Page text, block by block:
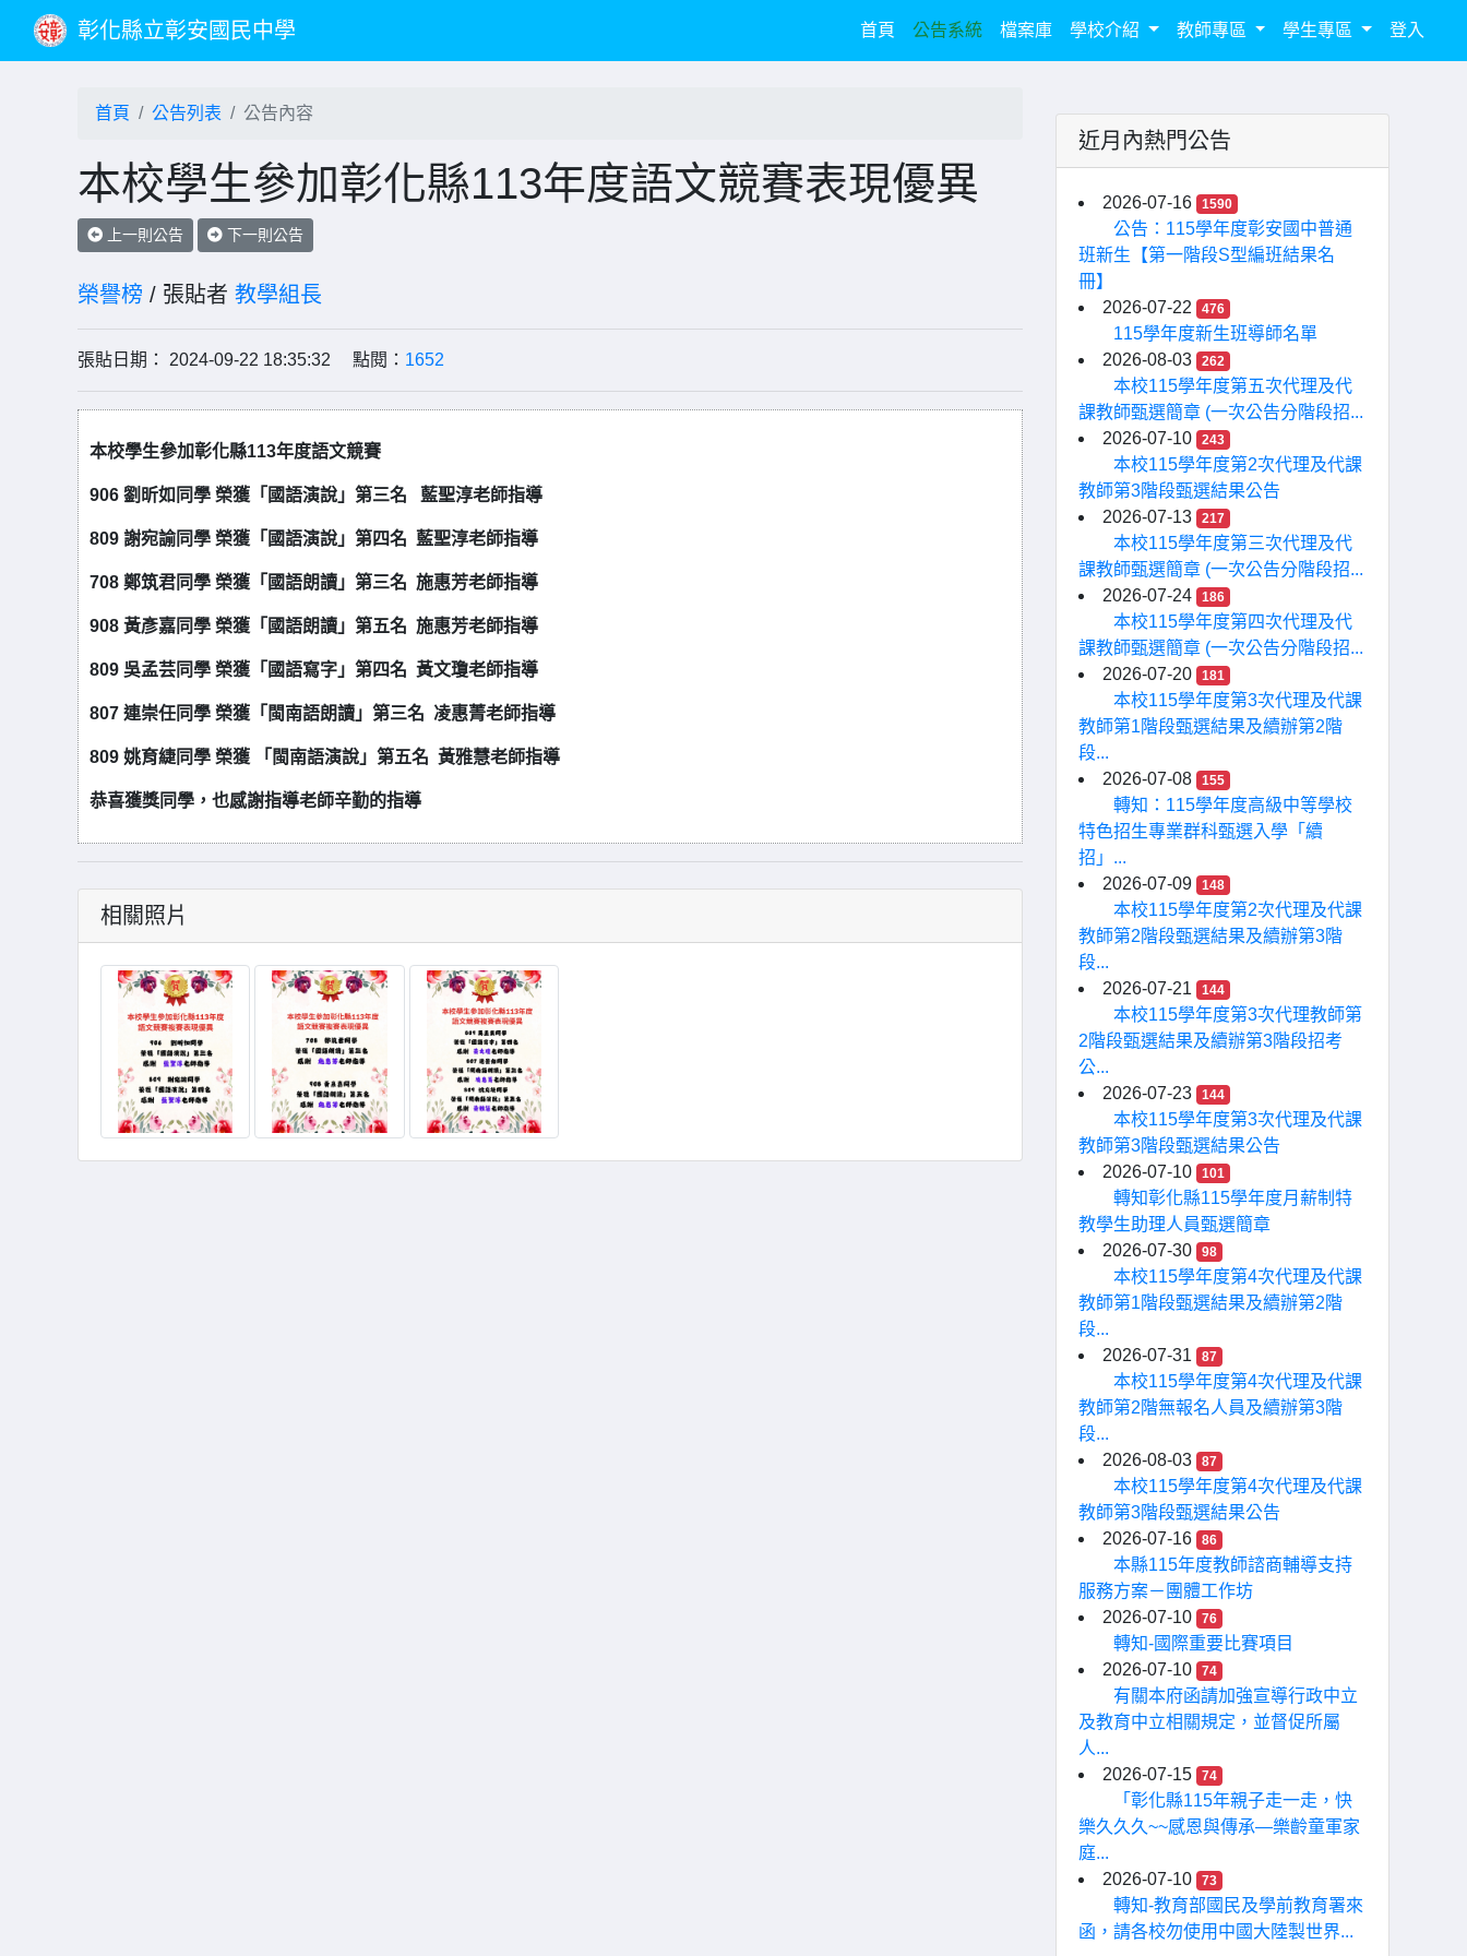
彰化縣立彰安國民中學 首頁(current)
公告系統 檔案庫 學校介紹 教師專區 學生專區 登入
首頁 公告列表 公告內容
本校學生參加彰化縣113年度語文競賽表現優異
上一則公告 下一則公告
榮譽榜 / 張貼者 教學組長
張貼日期： 2024-09-22 18:35:32 點閱： 1652
本校學生參加彰化縣113年度語文競賽
906 劉昕如同學 榮獲「國語演說」第三名 藍聖淳老師指導
809 謝宛諭同學 榮獲「國語演說」第四名 藍聖淳老師指導
708 鄭筑君同學 榮獲「國語朗讀」第三名 施惠芳老師指導
908 黃彥嘉同學 榮獲「國語朗讀」第五名 施惠芳老師指導
809 吳孟芸同學 榮獲「國語寫字」第四名 黃文瓊老師指導
807 連崇任同學 榮獲「閩南語朗讀」第三名 凌惠菁老師指導
809 姚育緁同學 榮獲 「閩南語演說」第五名 黃雅慧老師指導
恭喜獲獎同學，也感謝指導老師辛勤的指導
相關照片
近月內熱門公告
2026-07-16 1590
公告：115學年度彰安國中普通
班新生【第一階段S型編班結果名
冊】
2026-07-22
476
115學年度新生班導師名單
2026-08-03
262
本校115學年度第五次代理及代
課教師甄選簡章 (一次公告分階段招...
2026-07-10
243
本校115學年度第2次代理及代課
教師第3階段甄選結果公告
2026-07-13
217
本校115學年度第三次代理及代
課教師甄選簡章 (一次公告分階段招...
2026-07-24
186
本校115學年度第四次代理及代
課教師甄選簡章 (一次公告分階段招...
2026-07-20
181
本校115學年度第3次代理及代課
教師第1階段甄選結果及續辦第2階
段...
2026-07-08
155
轉知：115學年度高級中等學校
特色招生專業群科甄選入學「續
招」...
2026-07-09
148
本校115學年度第2次代理及代課
教師第2階段甄選結果及續辦第3階
段...
2026-07-21
144
本校115學年度第3次代理教師第
2階段甄選結果及續辦第3階段招考
公...
2026-07-23
144
本校115學年度第3次代理及代課
教師第3階段甄選結果公告
2026-07-10
101
轉知彰化縣115學年度月薪制特
教學生助理人員甄選簡章
2026-07-30
98
本校115學年度第4次代理及代課
教師第1階段甄選結果及續辦第2階
段...
2026-07-31
87
本校115學年度第4次代理及代課
教師第2階無報名人員及續辦第3階
段...
2026-08-03
87
本校115學年度第4次代理及代課
教師第3階段甄選結果公告
2026-07-16
86
本縣115年度教師諮商輔導支持
服務方案－團體工作坊
2026-07-10
76
轉知-國際重要比賽項目
2026-07-10
74
有關本府函請加強宣導行政中立
及教育中立相關規定，並督促所屬
人...
2026-07-15
74
「彰化縣115年親子走一走，快
樂久久久~~感恩與傳承—樂齡童軍家
庭...
2026-07-10
73
轉知-教育部國民及學前教育署來
函，請各校勿使用中國大陸製世界...